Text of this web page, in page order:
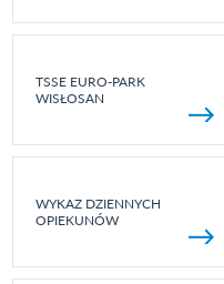
TSSE EURO-PARK
WISŁOSAN
WYKAZ DZIENNYCH
OPIEKUNÓW